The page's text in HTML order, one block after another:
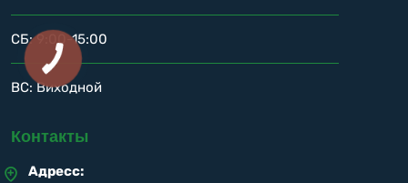
СБ: 9:00-15:00
ВС: Виходной
Контакты
Адресс: